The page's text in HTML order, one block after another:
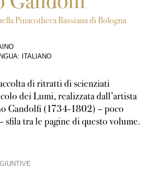
Pinacotheca Bassiana di Bologna
ITALIANO
di ritratti di scienziati
dei Lumi, realizzata dall’artista
Gandolfi (1734-1802) – poco
sfila tra le pagine di questo volume.